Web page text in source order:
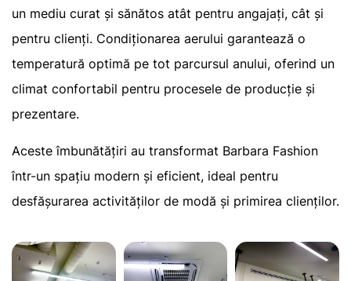
un mediu curat și sănătos atât pentru angajați, cât și
pentru clienți. Condiționarea aerului garantează o
temperatură optimă pe tot parcursul anului, oferind un
climat confortabil pentru procesele de producție și
prezentare.
Aceste îmbunătățiri au transformat Barbara Fashion
într-un spațiu modern și eficient, ideal pentru
desfășurarea activităților de modă și primirea clienților.